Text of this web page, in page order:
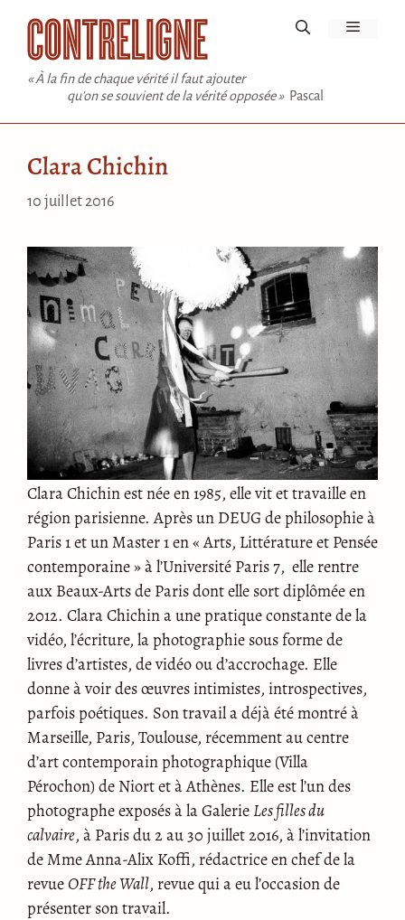
contenu
« À la fin de chaque vérité il faut ajouter
qu'on se souvient de la vérité opposée » Pascal
Menu
Clara Chichin
10 juillet 2016
Clara Chichin est née en 1985, elle vit et travaille en
région parisienne. Après un DEUG de philosophie à
Paris 1 et un Master 1 en « Arts, Littérature et Pensée
contemporaine » à l’Université Paris 7, elle rentre
aux Beaux-Arts de Paris dont elle sort diplômée en
2012. Clara Chichin a une pratique constante de la
vidéo, l’écriture, la photographie sous forme de
livres d’artistes, de vidéo ou d’accrochage. Elle
donne à voir des œuvres intimistes, introspectives,
parfois poétiques. Son travail a déjà été montré à
Marseille, Paris, Toulouse, récemment au centre
d’art contemporain photographique (Villa
Pérochon) de Niort et à Athènes. Elle est l’un des
photographe exposés à la GalerieLes filles du
calvaire, à Paris du 2 au 30 juillet 2016, à l’invitation
de Mme Anna-Alix Koffi, rédactrice en chef de la
revueOFF the Wall, revue qui a eu l’occasion de
présenter son travail.